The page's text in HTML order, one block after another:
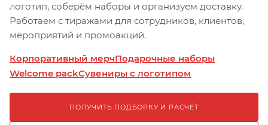
логотип, соберём наборы и организуем доставку.
Работаем с тиражами для сотрудников, клиентов,
мероприятий и промоакций.
Корпоративный мерчПодарочные наборы
Welcome packСувениры с логотипом
ПОЛУЧИТЬ ПОДБОРКУ И РАСЧЁТ